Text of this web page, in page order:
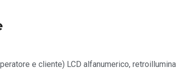
e cliente) LCD alfanumerico,